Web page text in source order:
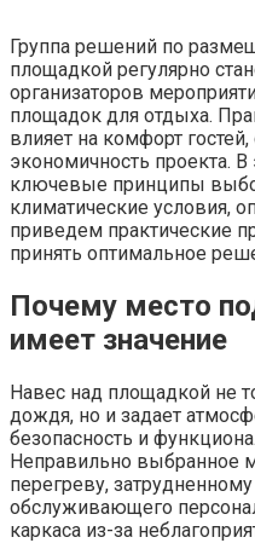
Группа решений по
площадкой регулярно
организаторов
площадок для отдыха.
влияет на комфорт
экономичность проекта.
ключевые принципы
климатические условия,
приведем практические
принять оптимальное
Почему место
имеет значение
Навес над площадкой не
дождя, но и задает
безопасность и
Неправильно выбранное
перегреву,
обслуживающего
каркаса из-за